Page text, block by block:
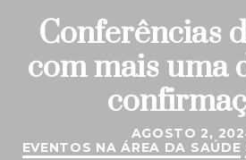
Conferências
com mais uma
AGOSTO 2,
EVENTOS NA ÁREA DA SAÚDE